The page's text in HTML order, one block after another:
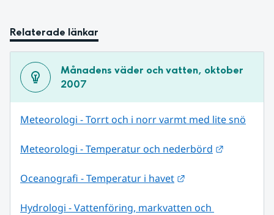
Relaterade länkar
Månadens väder och vatten, oktober
2007
Meteorologi - Torrt och i norr varmt med lite snö
Meteorologi - Temperatur och nederbörd
Oceanografi - Temperatur i havet
Hydrologi - Vattenföring, markvatten och